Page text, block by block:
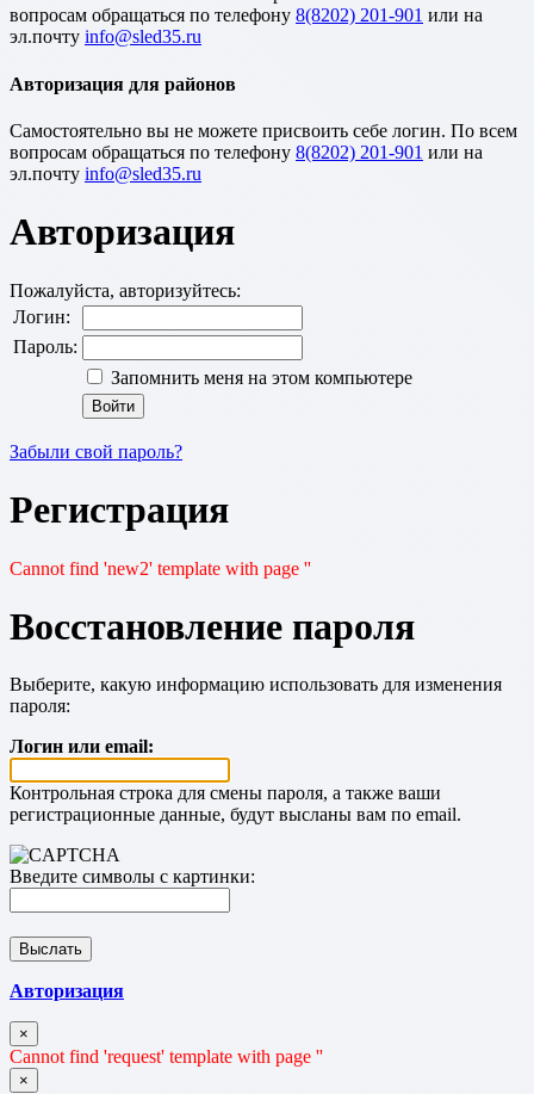
вопросам обращаться по телефону 8(8202) 201-901 или на
эл.почту
Авторизация для районов
Cамостоятельно вы не можете присвоить себе логин. По всем
вопросам обращаться по телефону 8(8202) 201-901 или на
эл.почту
Авторизация
Пожалуйста, авторизуйтесь:
Логин:
Пароль:
Запомнить меня на этом компьютере
Забыли свой пароль?
Регистрация
Cannot find 'new2' template with page ''
Восстановление пароля
Выберите, какую информацию использовать для изменения
пароля:
Логин или email:
Контрольная строка для смены пароля, а также ваши
регистрационные данные, будут высланы вам по email.
Введите символы с картинки:
Авторизация
×
Cannot find 'request' template with page ''
×